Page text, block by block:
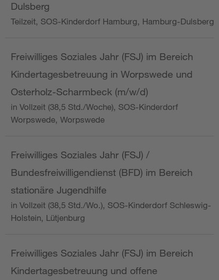
Dulsberg
Teilzeit, SOS-Kinderdorf Hamburg, Hamburg-Dulsberg
Freiwilliges Soziales Jahr (FSJ) im Bereich
Kindertagesbetreuung in Worpswede und
Osterholz-Scharmbeck (m/w/d)
in Vollzeit (38,5 Std./Woche), SOS-Kinderdorf
Worpswede, Worpswede
Freiwilliges Soziales Jahr (FSJ) /
Bundesfreiwilligendienst (BFD) im Bereich
stationäre Jugendhilfe
in Vollzeit (38,5 Std./Wo.), SOS-Kinderdorf Schleswig-
Holstein, Lütjenburg
Freiwilliges Soziales Jahr (FSJ) im Bereich
Kindertagesbetreuung und offene